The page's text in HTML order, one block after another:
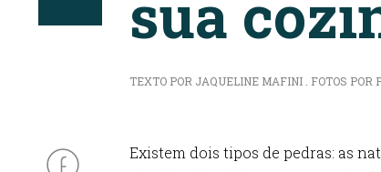
sua
TEXTO POR JAQUELINE MAFINI . FOTOS POR
Existem dois tipos de pedras: as